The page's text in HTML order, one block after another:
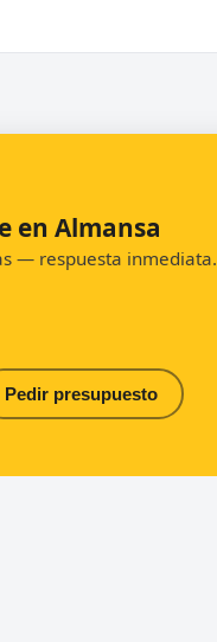
en Almansa
— respuesta inmediata.
Pedir presupuesto